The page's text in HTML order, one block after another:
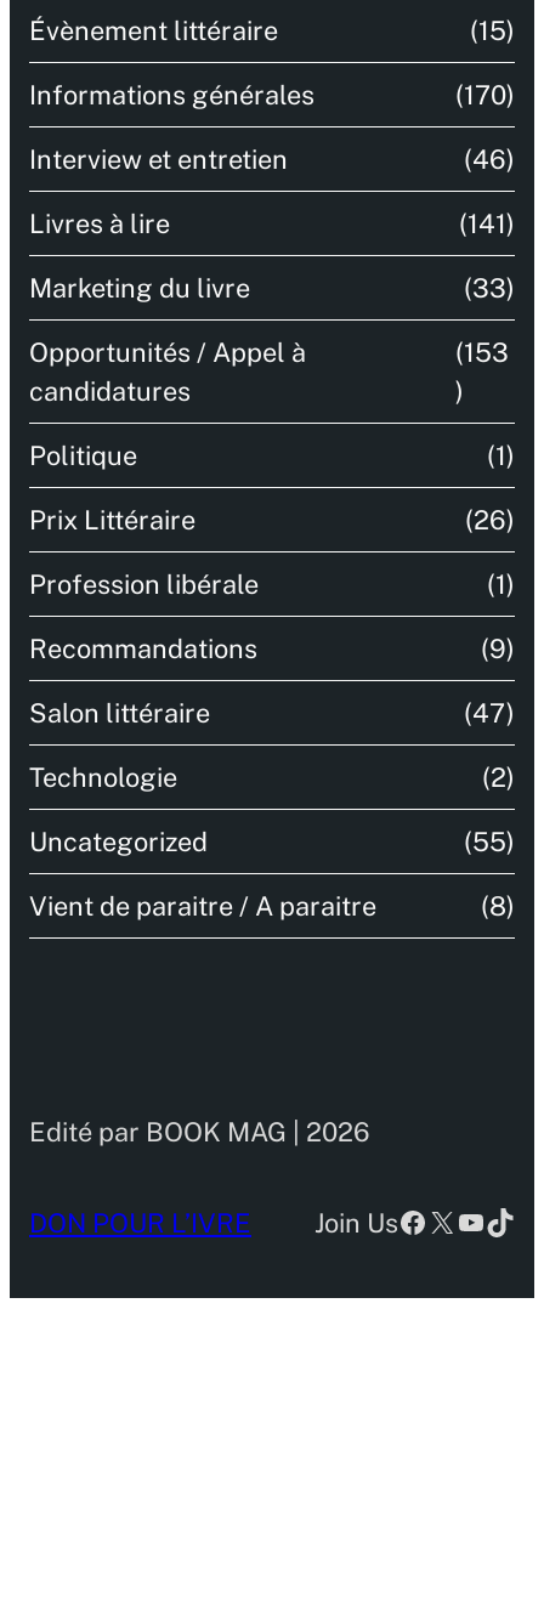
Évènement littéraire (15)
Informations générales (170)
Interview et entretien (46)
Livres à lire (141)
Marketing du livre (33)
Opportunités / Appel à
candidatures
(153
)
Politique (1)
Prix Littéraire (26)
Profession libérale (1)
Recommandations (9)
Salon littéraire (47)
Technologie (2)
Uncategorized (55)
Vient de paraitre / A paraitre (8)
Edité par BOOK MAG | 2026
DON POUR L’IVRE Join UsFacebook
X